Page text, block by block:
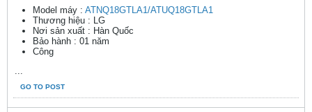
Model máy : ATNQ18GTLA1/ATUQ18GTLA1
Thương hiệu : LG
Nơi sản xuất : Hàn Quốc
Bảo hành : 01 năm
Công
...
GO TO POST